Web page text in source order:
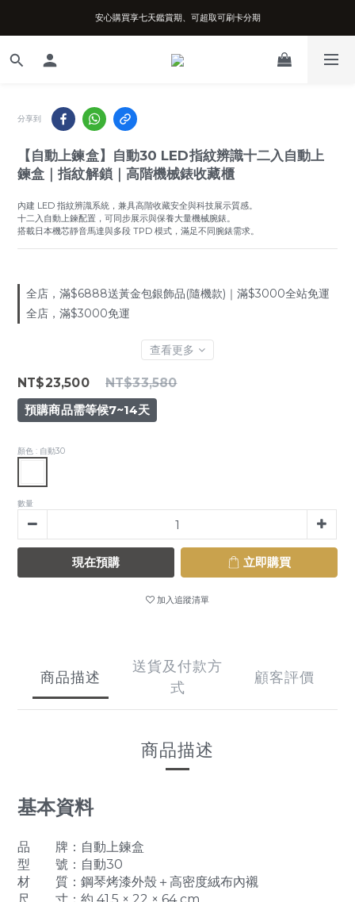
台南實體店面、兩年機芯保固、開立發票
安心購買享七天鑑賞期、可超取可刷卡分期
台南實體店面、兩年機芯保固、開立發票
分享到
【自動上鍊盒】自動30 LED指紋辨識十二入自動上
鍊盒｜指紋解鎖｜高階機械錶收藏櫃
內建 LED 指紋辨識系統，兼具高階收藏安全與科技展示質感。
十二入自動上鍊配置，可同步展示與保養大量機械腕錶。
搭載日本機芯靜音馬達與多段 TPD 模式，滿足不同腕錶需求。
全店，滿$6888送黃金包銀飾品(隨機款)｜滿$3000全站免運
全店，滿$3000免運
查看更多
NT$23,500
NT$33,580
預購商品需等候7~14天
顏色 : 自動30
數量
現在預購 立即購買
加入追蹤清單
商品描述
送貨及付款方
式
顧客評價
商品描述
基本資料
品 牌：自動上鍊盒
型 號：自動30
材 質：鋼琴烤漆外殼＋高密度絨布內襯